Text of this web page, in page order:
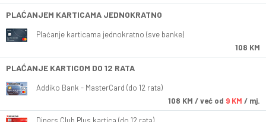
PLAĆANJEM KARTICAMA JEDNOKRATNO
Plaćanje karticama jednokratno (sve banke)
108 KM
PLAĆANJE KARTICOM DO 12 RATA
Addiko Bank - MasterCard (do 12 rata)
108 KM / već od 9 KM / mj.